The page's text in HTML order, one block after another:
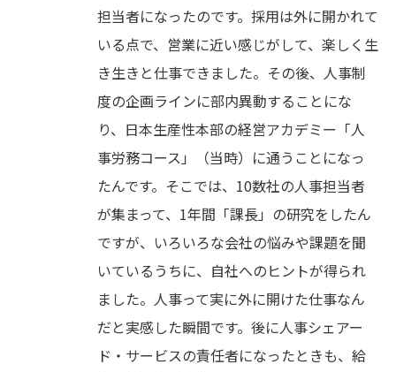
担当者になったのです。採用は外に開かれて
いる点で、営業に近い感じがして、楽しく生
き生きと仕事できました。その後、人事制
度の企画ラインに部内異動することにな
り、日本生産性本部の経営アカデミー「人
事労務コース」（当時）に通うことになっ
たんです。そこでは、10数社の人事担当者
が集まって、1年間「課長」の研究をしたん
ですが、いろいろな会社の悩みや課題を聞
いているうちに、自社へのヒントが得られ
ました。人事って実に外に開けた仕事なん
だと実感した瞬間です。後に人事シェアー
ド・サービスの責任者になったときも、給